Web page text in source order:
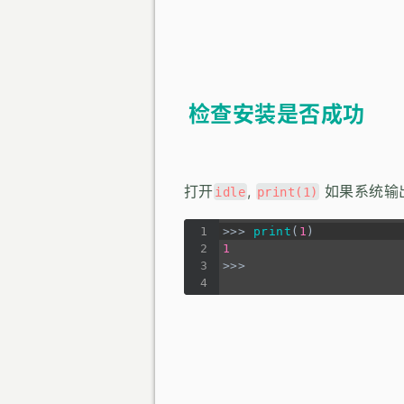
检查安装是否成功
打开idle, print(1) 如果系统输
1 >>> print ( 1 )
2
1
3
>>>
4